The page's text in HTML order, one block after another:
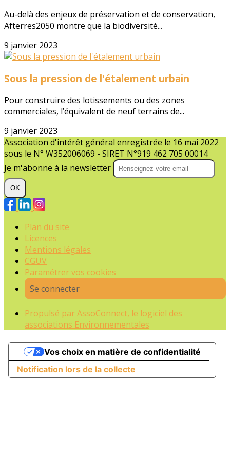
Au-delà des enjeux de préservation et de conservation,
Afterres2050 montre que la biodiversité...
9 janvier 2023
Sous la pression de l'étalement urbain
Pour construire des lotissements ou des zones
commerciales, l’équivalent de neuf terrains de...
9 janvier 2023
Association d'intérêt général enregistrée le 16 mai 2022
sous le N° W352006069 - SIRET N°919 462 705 00014
Je m'abonne à la newsletter
OK
Plan du site
Licences
Mentions légales
CGUV
Paramétrer vos cookies
Se connecter
Propulsé par AssoConnect, le logiciel des
associations Environnementales
Notification lors de la collecte
Vos choix en matière de confidentialité